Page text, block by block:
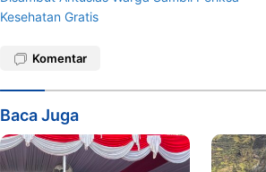
Kesehatan Gratis
Komentar
Baca Juga